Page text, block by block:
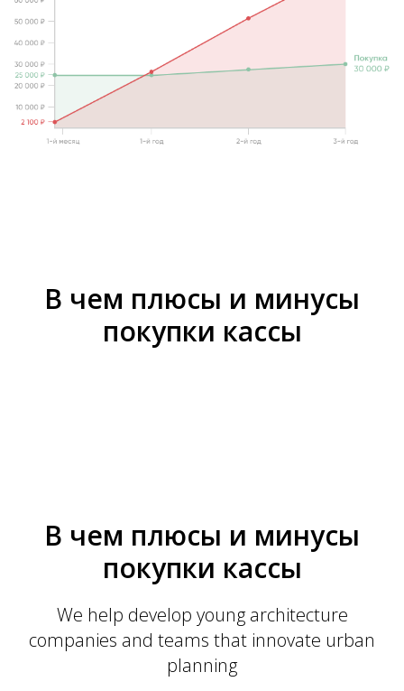
В чем плюсы и минусы
покупки кассы
В чем плюсы и минусы
покупки кассы
We help develop young architecture
companies and teams that innovate urban
planning